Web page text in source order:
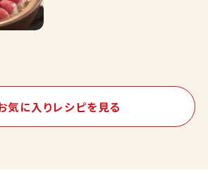
気に入りレシピを見る